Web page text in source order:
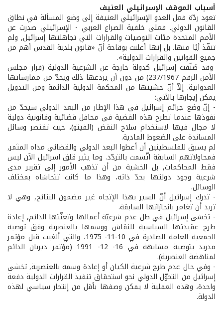
أسباب الموقف الإسرائيلي العنيف
تعود ردّة فعل العدو الإسرائيلي العنيفة إلى وضع المسألة في نطاق
القانون الدولي. فعلى خلفية الصراع العربي - الإسرائيلي صدرت عن
الأمم المتحدة مئات التوصيات والقرارات التي تجاهلتها إسرائيل, ولم
تنفّذ أيًا منها. بل إنها أعلنت بوقاحة أنّ «قانون بلدية القدس أهم من
جميع القوانين والقرارات الدولية».
وقد صُنّفت إسرائيل كدولة خارجة عن الشرعية الدولية (قرار مجلس
الأمن الرقم 237/1967) من دون أن يردعها ذلك ويحدّ من ممارساتها
العدوانية. إلاّ أنّ خشيتها من المحكمة الدولية الدائمة ومن التدويل
يمكن إيجازها بالآتي:
- إنّ وضع جرائم إسرائيل في هذا الإطار من البعد الدولي سيحدّ من
نفوذها عندما تطرح هذه القضية في محافل قضائية وقانونية دولية
لا مجال فيها لاستخدام سلاح النقض (الفيتو)، حيث تقتصر وسائل
المساندة على الضغوط المادية.
لم يسبق للفلسطينين أن أعطوا البعد الدولي والقضائي مداه المثمر,
فمحاولاتهم السابقة اتّسمت بالتردّد. وما يثير قلق اسرائيل الآن ليس
فقط المحاكمات, بل الخشية من أن تذهب الأمور إلى تقرير مدى
شرعية وجود دولتها بحدّ ذاته، وهذا ما كانت تتحاشاه بمختلف
الوسائل.
- تدرك إسرائيل أنّ السير بهذا الإتجاه غير مضمون النتائج, وهي لا
تريد أن تغامر بانجازاتها السابقة.
- تخشى إسرائيل في ظل عدم شرعيّة أعمالها وتعنّتها الدائم, إعادة
طرح عقيدتها السياسية للنقاش ووسمها بالعنصرية وفق توصية
الجمعية العامة الصادرة في 10-11- 1975، والتي ألغيت قبل مؤتمر
مدريد بتوصية مشابهة في 16- 12- 1991 (مؤتمر ديربان الدائم
لمناهضة العنصرية).
- وفي حال عدم طرح شرعية الكيان أو إعادة وسمه بالعنصرية, تخشى
إسرائيل من التحوّل الدولي نحو استحقاق تنفيذ القرارات الدولية دفعة
واحدة، وهذه العملية لا يمكن وصفها بأقل من إنتحار سياسي لهذه
الدولة.